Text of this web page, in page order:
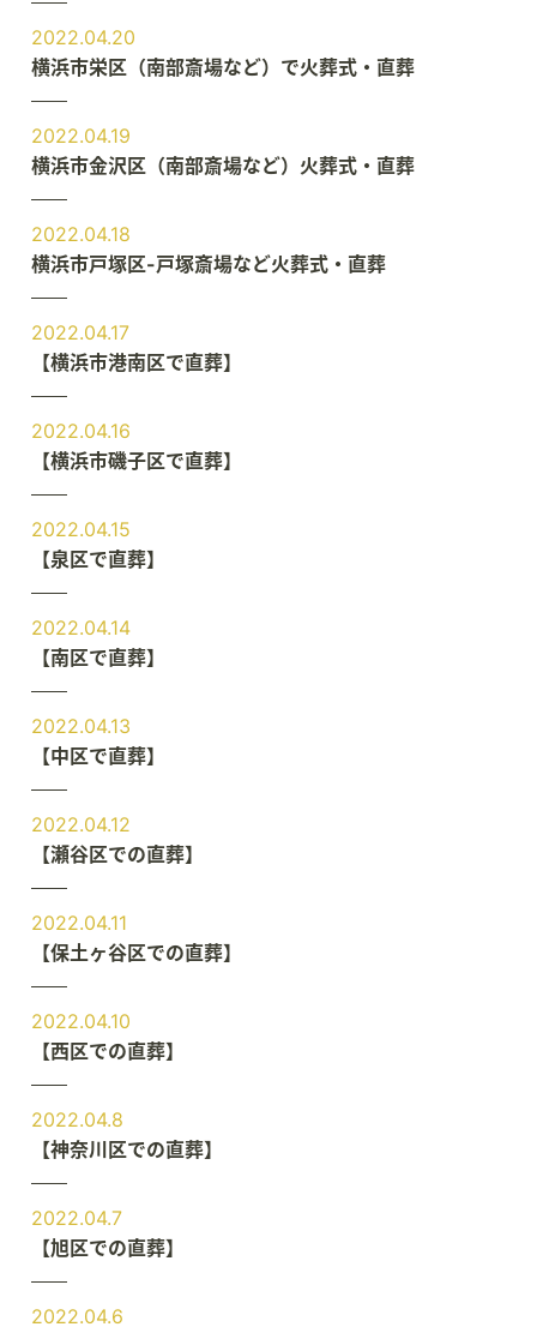
2022.04.20
横浜市栄区（南部斎場など）で火葬式・直葬
2022.04.19
横浜市金沢区（南部斎場など）火葬式・直葬
2022.04.18
横浜市戸塚区-戸塚斎場など火葬式・直葬
2022.04.17
【横浜市港南区で直葬】
2022.04.16
【横浜市磯子区で直葬】
2022.04.15
【泉区で直葬】
2022.04.14
【南区で直葬】
2022.04.13
【中区で直葬】
2022.04.12
【瀬谷区での直葬】
2022.04.11
【保土ヶ谷区での直葬】
2022.04.10
【西区での直葬】
2022.04.8
【神奈川区での直葬】
2022.04.7
【旭区での直葬】
2022.04.6